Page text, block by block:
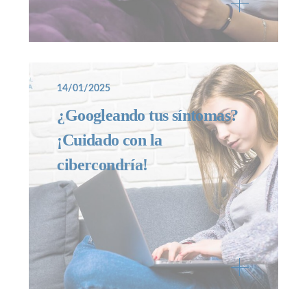
14/01/2025
¿Googleando tus síntomas?
¡Cuidado con la
cibercondría!